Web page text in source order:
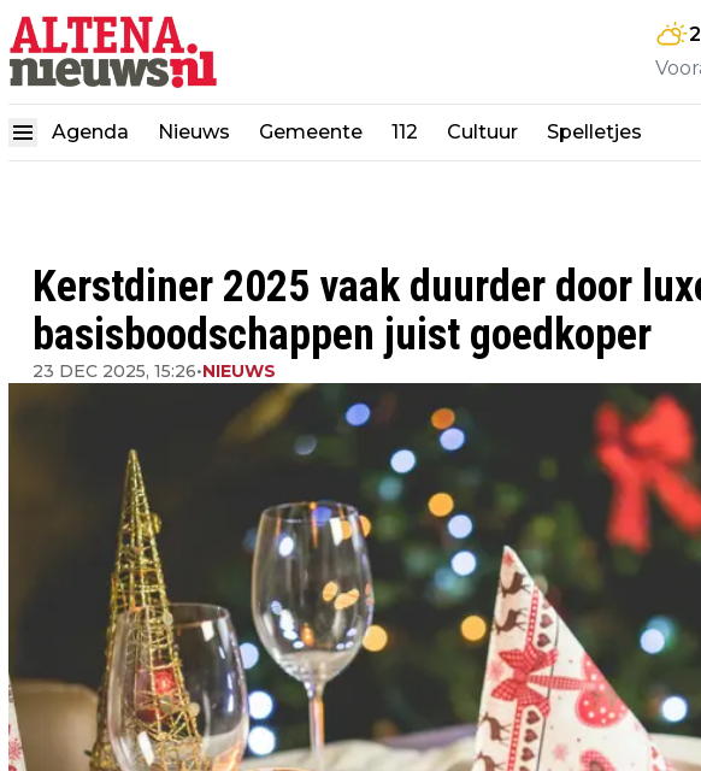
Agenda Nieuws Gemeente 112 Cultuur Spelletjes
Kerstdiner 2025 vaak duurder door
basisboodschappen juist goedkoper
23 DEC 2025, 15:26•NIEUWS